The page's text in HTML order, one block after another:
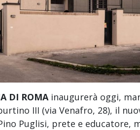
DI ROMA inaugurerà oggi,
III (via Venafro, 28), il
Puglisi, prete e educatore,